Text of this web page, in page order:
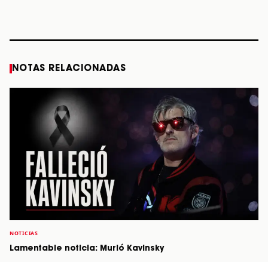
NOTAS RELACIONADAS
NOTICIAS
Lamentable noticia: Murió Kavinsky